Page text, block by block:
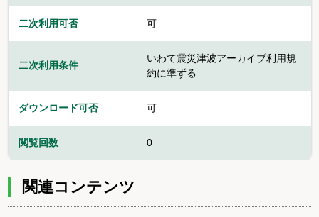
二次利用可否 可
二次利用条件
いわて震災津波アーカイブ利用規
約に準ずる
ダウンロード可否 可
閲覧回数 0
関連コンテンツ